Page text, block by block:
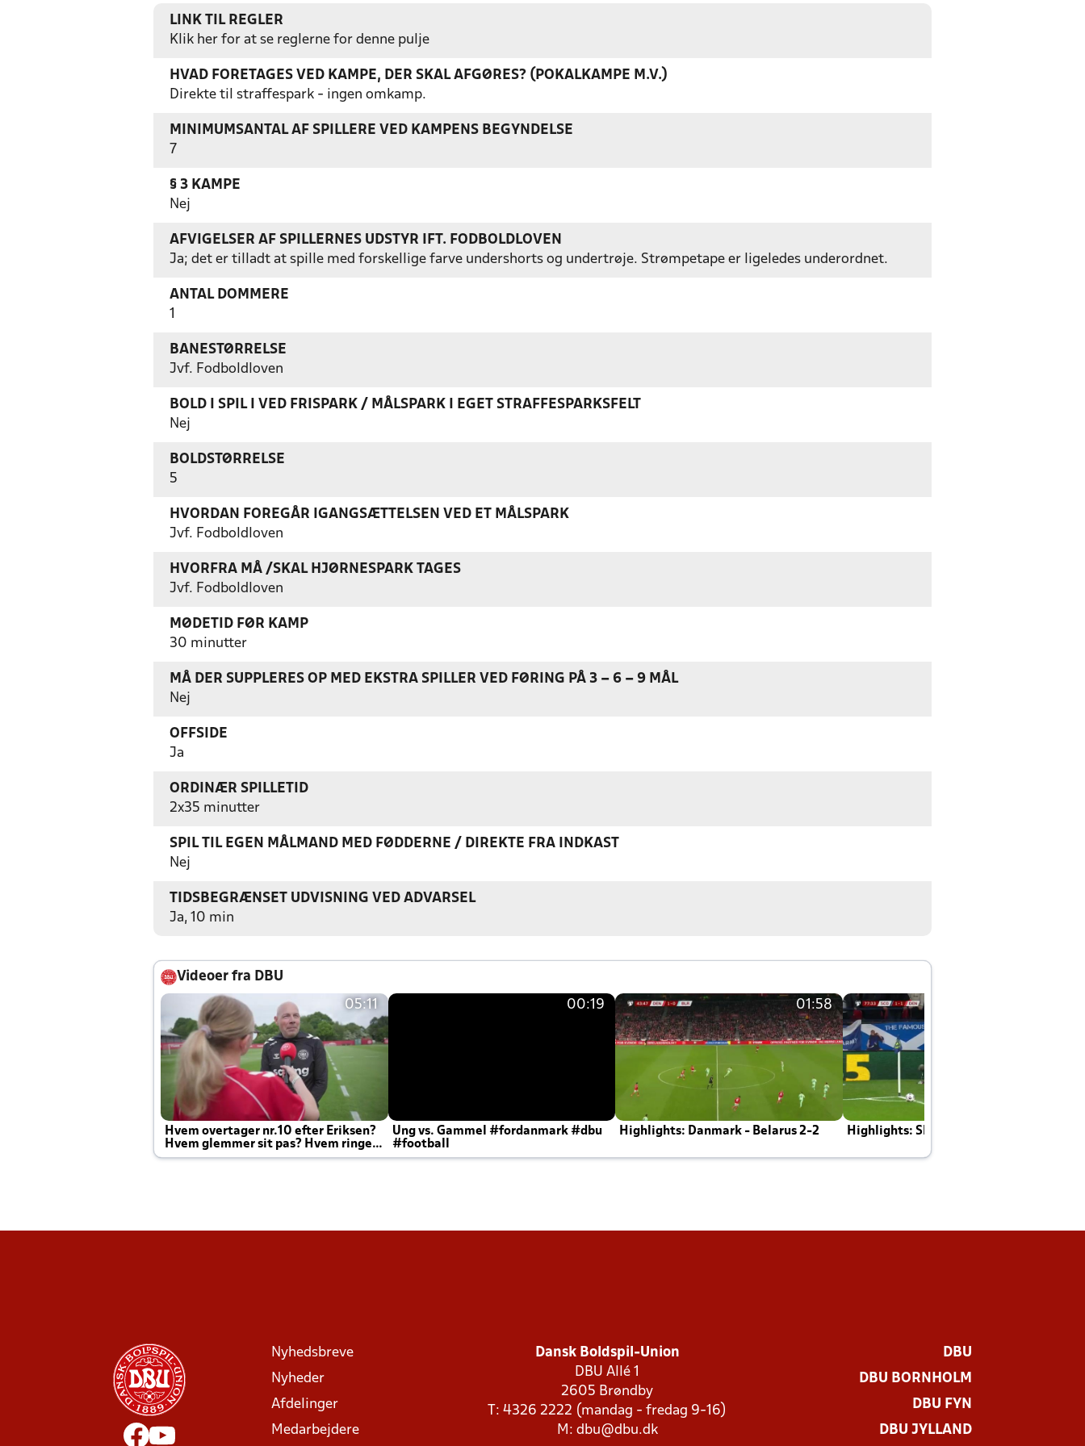
LINK TIL REGLER
Klik her for at se reglerne for denne pulje
HVAD FORETAGES VED KAMPE, DER SKAL AFGØRES? (POKALKAMPE M.V.)
Direkte til straffespark - ingen omkamp.
MINIMUMSANTAL AF SPILLERE VED KAMPENS BEGYNDELSE
7
§ 3 KAMPE
Nej
AFVIGELSER AF SPILLERNES UDSTYR IFT. FODBOLDLOVEN
Ja; det er tilladt at spille med forskellige farve undershorts og undertrøje. Strømpetape er ligeledes underordnet.
ANTAL DOMMERE
1
BANESTØRRELSE
Jvf. Fodboldloven
BOLD I SPIL I VED FRISPARK / MÅLSPARK I EGET STRAFFESPARKSFELT
Nej
BOLDSTØRRELSE
5
HVORDAN FOREGÅR IGANGSÆTTELSEN VED ET MÅLSPARK
Jvf. Fodboldloven
HVORFRA MÅ /SKAL HJØRNESPARK TAGES
Jvf. Fodboldloven
MØDETID FØR KAMP
30 minutter
MÅ DER SUPPLERES OP MED EKSTRA SPILLER VED FØRING PÅ 3 – 6 – 9 MÅL
Nej
OFFSIDE
Ja
ORDINÆR SPILLETID
2x35 minutter
SPIL TIL EGEN MÅLMAND MED FØDDERNE / DIREKTE FRA INDKAST
Nej
TIDSBEGRÆNSET UDVISNING VED ADVARSEL
Ja, 10 min
Videoer fra DBU
05:11
Hvem overtager nr.10 efter Eriksen?
Hvem glemmer sit pas? Hvem ringer
Joachim altid til efter kampe?
00:19
Ung vs. Gammel #fordanmark #dbu
#football
01:58
Highlights: Danmark - Belarus 2-2 Highlights: Skotland - Danmark 4-2
Nyhedsbreve
Nyheder
Afdelinger
Medarbejdere
Dansk Boldspil-Union
DBU Allé 1
2605 Brøndby
T: 4326 2222 (mandag - fredag 9-16)
M: dbu@dbu.dk
DBU
DBU BORNHOLM
DBU FYN
DBU JYLLAND